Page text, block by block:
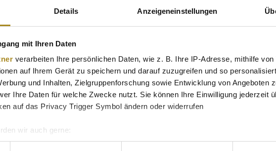
Details Anzeigeneinstellungen
mit Ihren Daten
verarbeiten Ihre persönlichen Daten, wie z. B. Ihre IP-Adresse, mithilfe von
auf Ihrem Gerät zu speichern und darauf zuzugreifen und so
und Inhalten, Zielgruppenforschung sowie Entwicklung von Angeboten
Ihre Daten für welche Zwecke nutzt. Sie können Ihre Einwilligung jederzeit
auf das Privacy Trigger Symbol ändern oder widerrufen
wir auch gerne:
geografische Lage erfassen, welche bis auf einige Meter genau sein
2024 beträgt rund 85.200 Stück. Die Prägung erfolgte anteilig in den
A, D, F, G oder J kann variieren. Eine gezielte Auswahl der